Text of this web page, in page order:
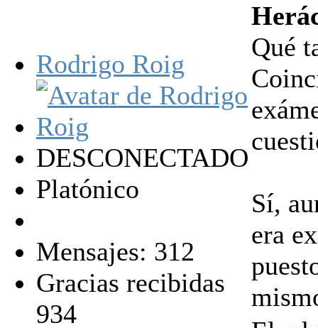
Rodrigo Roig
DESCONECTADO
Platónico
Mensajes: 312
Gracias recibidas
934
Qué
Sí,
era